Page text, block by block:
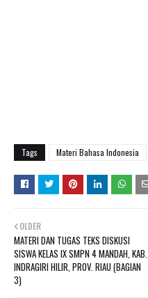
Tags Materi Bahasa Indonesia
OLDER
MATERI DAN TUGAS TEKS DISKUSI
SISWA KELAS IX SMPN 4 MANDAH, KAB.
INDRAGIRI HILIR, PROV. RIAU (BAGIAN
3)